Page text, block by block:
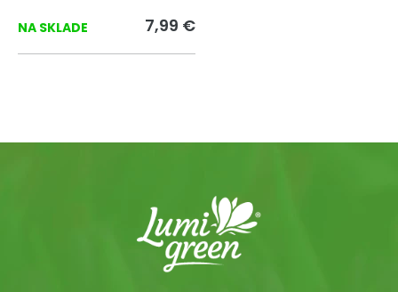
NA SKLADE 7,99 €